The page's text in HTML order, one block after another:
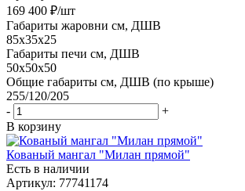
169 400 ₽/шт
Габариты жаровни см, ДШВ
85x35x25
Габариты печи см, ДШВ
50х50x50
Общие габариты см, ДШВ (по крыше)
255/120/205
-
+
В корзину
Кованый мангал "Милан прямой"
Есть в наличии
Артикул: 77741174